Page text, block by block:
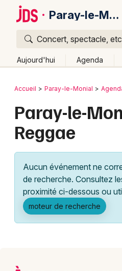
Paray-le-Monial
Concert, spectacle,
Aujourd'hui Agenda
Publier un événement
Grands événements
Activité & Expérience
Manifestations
Foires & salons
Bordeaux
Colmar
Lille
Lyon
Marseille
Mulhouse
Retour
Accueil Paray-le-Monial
Paray-le-
Reggae
Aucun événement ne
de recherche. Consultez
proximité ci-dessous ou
moteur de recherche
Quoi ?
Où ?
Bourgogne
Partout Près
Quand ?
Aujourd'hui
Demain Ce